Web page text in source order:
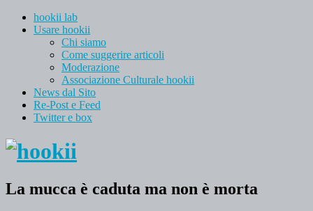
hookii lab
Usare hookii
Chi siamo
Come suggerire articoli
Moderazione
Associazione Culturale hookii
News dal Sito
Re-Post e Feed
Twitter e box
La mucca è caduta ma non è morta